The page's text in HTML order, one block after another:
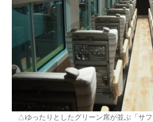
△ゆったりとしたグリーン席が並ぶ「サ